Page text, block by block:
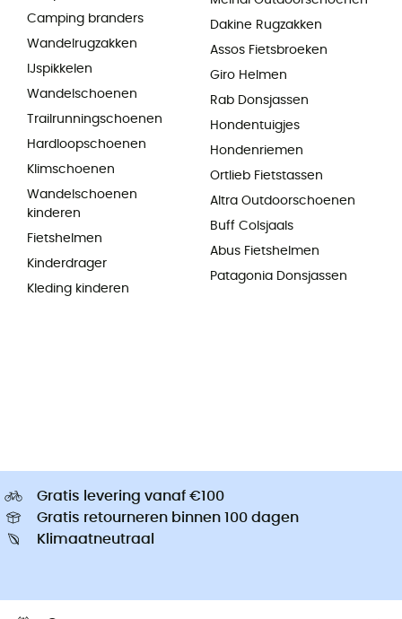
Camping branders
Wandelrugzakken
IJspikkelen
Wandelschoenen
Trailrunningschoenen
Hardloopschoenen
Klimschoenen
Wandelschoenen
kinderen
Fietshelmen
Kinderdrager
Kleding kinderen
Dakine Rugzakken
Assos Fietsbroeken
Giro Helmen
Rab Donsjassen
Hondentuigjes
Hondenriemen
Ortlieb Fietstassen
Altra Outdoorschoenen
Buff Colsjaals
Abus Fietshelmen
Patagonia Donsjassen
Gratis levering vanaf €100
Gratis retourneren binnen 100 dagen
Klimaatneutraal